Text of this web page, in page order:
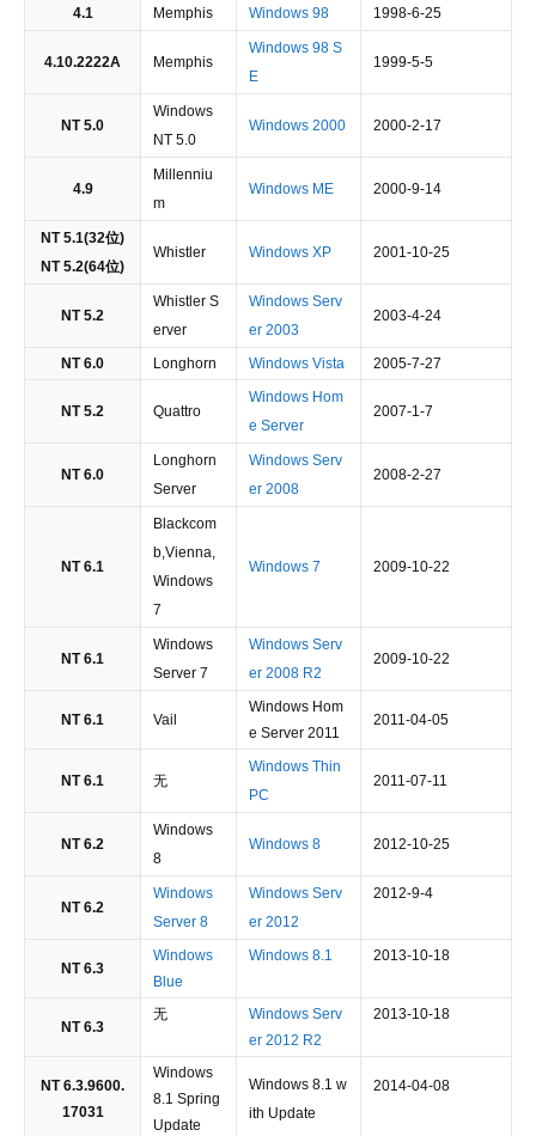
4.1 Memphis Windows 98 1998-6-25
4.10.2222A Memphis
Windows 98 S
E
1999-5-5
NT 5.0
Windows
NT 5.0
Windows 2000 2000-2-17
4.9
Millenniu
m
Windows ME 2000-9-14
NT 5.1(32位)
NT 5.2(64位)
Whistler Windows XP 2001-10-25
NT 5.2
Whistler S
erver
Windows Serv
er 2003
2003-4-24
NT 6.0 Longhorn Windows Vista 2005-7-27
NT 5.2 Quattro
Windows Hom
e Server
2007-1-7
NT 6.0
Longhorn
Server
Windows Serv
er 2008
2008-2-27
NT 6.1
Blackcom
b,Vienna,
Windows
7
Windows 7 2009-10-22
NT 6.1
Windows
Server 7
Windows Serv
er 2008 R2
2009-10-22
NT 6.1 Vail
Windows Hom
e Server 2011
2011-04-05
NT 6.1 无
Windows Thin
PC
2011-07-11
NT 6.2
Windows
8
Windows 8 2012-10-25
NT 6.2
Windows
Server 8
Windows Serv
er 2012
2012-9-4
NT 6.3
Windows
Blue
Windows 8.1 2013-10-18
NT 6.3
无
Windows Serv
er 2012 R2
2013-10-18
NT 6.3.9600.
17031
Windows
8.1 Spring
Update
Windows 8.1 w
ith Update
2014-04-08